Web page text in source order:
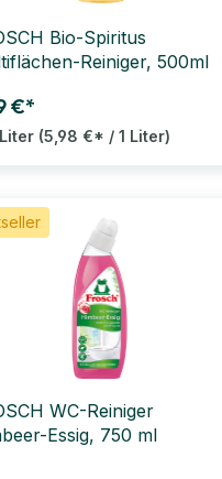
Bio-Spiritus
Reiniger, 500ml
€*
(5,98 €* / 1 Liter)
WC-Reiniger
Essig, 750 ml